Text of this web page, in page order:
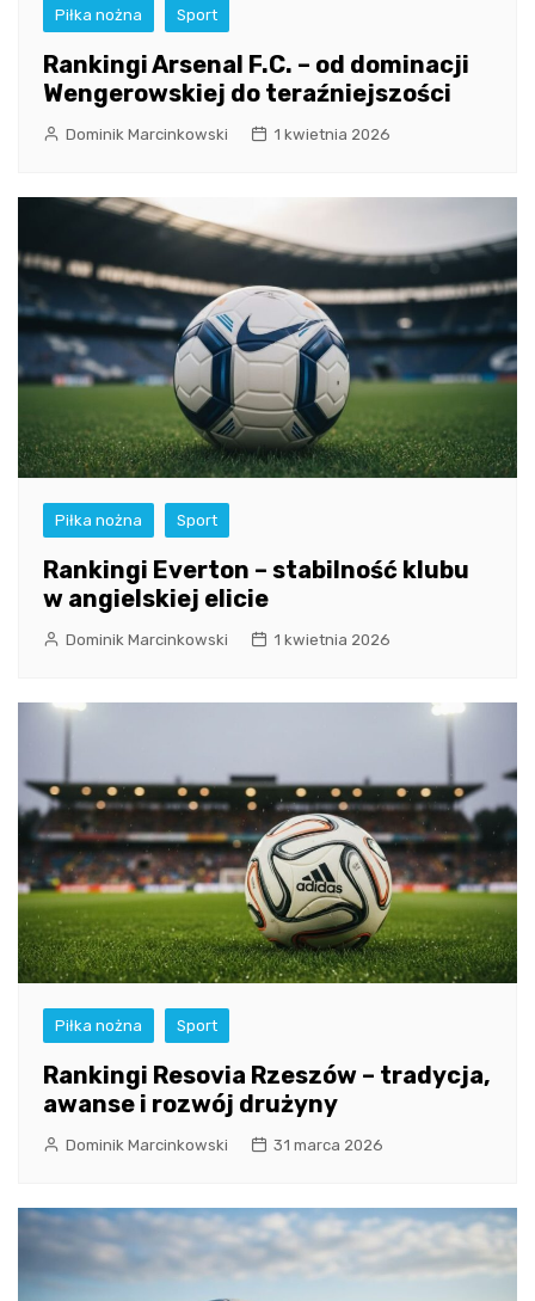
Piłka nożna Sport
Rankingi Arsenal F.C. – od dominacji
Wengerowskiej do teraźniejszości
Dominik Marcinkowski 1 kwietnia 2026
Piłka nożna Sport
Rankingi Everton – stabilność klubu
w angielskiej elicie
Dominik Marcinkowski 1 kwietnia 2026
Piłka nożna Sport
Rankingi Resovia Rzeszów – tradycja,
awanse i rozwój drużyny
Dominik Marcinkowski 31 marca 2026